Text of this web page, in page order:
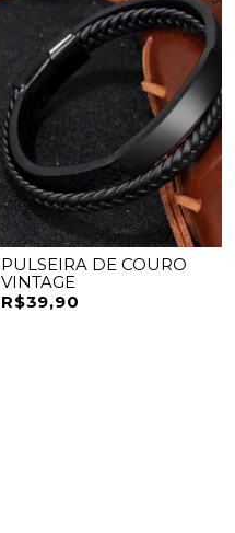
PULSEIRA DE COURO
VINTAGE
R$39,90